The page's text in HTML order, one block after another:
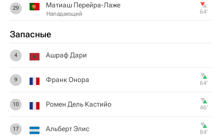
29 Матиаш Перейра-Лаже
Нападающий 64‎’‎
Запасные
4 Ашраф Дари
9 Франк Онора 64‎’‎
10 Ромен Дель Кастийо 46‎’‎
17 Альберт Элис 84‎’‎